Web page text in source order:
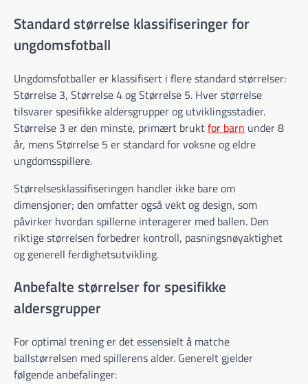
Standard størrelse klassifiseringer for
ungdomsfotball
Ungdomsfotballer er klassifisert i flere standard størrelser:
Størrelse 3, Størrelse 4 og Størrelse 5. Hver størrelse
tilsvarer spesifikke aldersgrupper og utviklingsstadier.
Størrelse 3 er den minste, primært bruktfor barn under 8
år, mens Størrelse 5 er standard for voksne og eldre
ungdomsspillere.
Størrelsesklassifiseringen handler ikke bare om
dimensjoner; den omfatter også vekt og design, som
påvirker hvordan spillerne interagerer med ballen. Den
riktige størrelsen forbedrer kontroll, pasningsnøyaktighet
og generell ferdighetsutvikling.
Anbefalte størrelser for spesifikke
aldersgrupper
For optimal trening er det essensielt å matche
ballstørrelsen med spillerens alder. Generelt gjelder
følgende anbefalinger: